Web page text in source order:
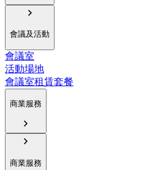
會議及活動
會議室
活動場地
會議室租賃套餐
商業服務
商業服務